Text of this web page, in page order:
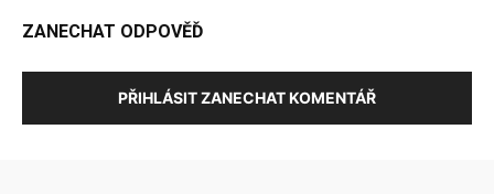
ZANECHAT ODPOVĚĎ
PŘIHLÁSIT ZANECHAT KOMENTÁŘ